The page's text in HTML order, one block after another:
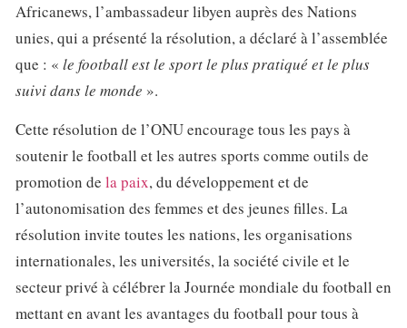
Africanews, l’ambassadeur libyen auprès des Nations
unies, qui a présenté la résolution, a déclaré à l’assemblée
que : « le football est le sport le plus pratiqué et le plus
suivi dans le monde ».
Cette résolution de l’ONU encourage tous les pays à
soutenir le football et les autres sports comme outils de
promotion de la paix, du développement et de
l’autonomisation des femmes et des jeunes filles. La
résolution invite toutes les nations, les organisations
internationales, les universités, la société civile et le
secteur privé à célébrer la Journée mondiale du football en
mettant en avant les avantages du football pour tous à